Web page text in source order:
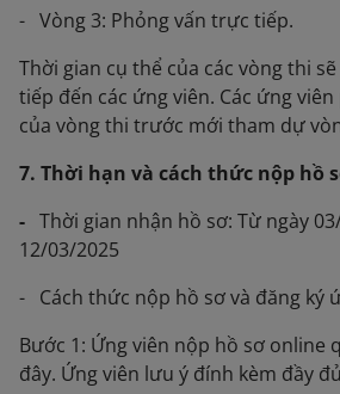
- Vòng 3: Phỏng vấn trực tiếp.
Thời gian cụ thể của các vòng thi
tiếp đến các ứng viên. Các ứng
của vòng thi trước mới tham dự
7. Thời hạn và cách thức nộp hồ
- Thời gian nhận hồ sơ: Từ ngày
12/03/2025
- Cách thức nộp hồ sơ và đăng ký
Bước 1: Ứng viên nộp hồ sơ online
đây. Ứng viên lưu ý đính kèm đầy